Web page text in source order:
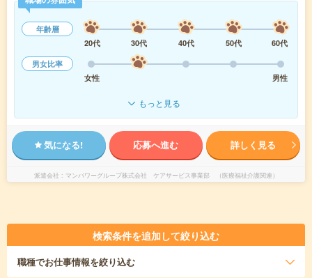
年齢層
20代
30代 40代 50代
60代
男女比率
女性
男性
もっと見る
気になる! 応募へ進む 詳しく見る
派遣会社 マンパワーグループ株式会社 ケアサービス事業部 （医療福祉介護関連）
検索条件を追加して絞り込む
職種でお仕事情報を絞り込む